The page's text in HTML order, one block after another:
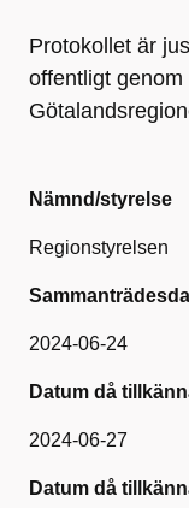
Protokollet är
offentligt
Nämnd/styrelse
Regionstyrelsen
2024-06-24
Datum då
2024-06-27
Datum då